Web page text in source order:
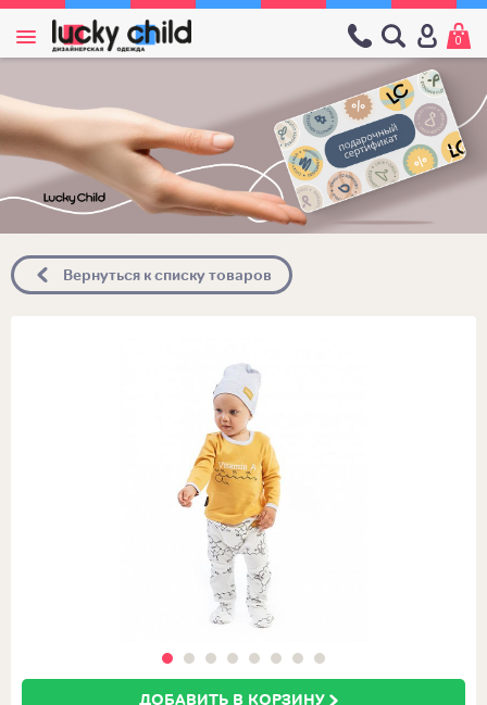
0
Вернуться к списку товаров
ДОБАВИТЬ В КОРЗИНУ